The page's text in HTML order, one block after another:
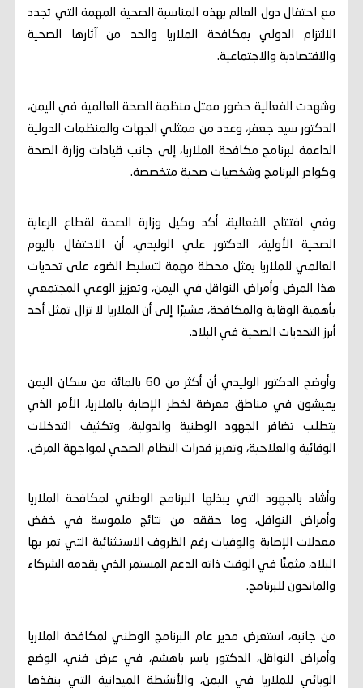
مع احتفال دول العالم بهذه المناسبة الصحية المهمة التي تجدد
الالتزام الدولي بمكافحة الملاريا والحد من آثارها الصحية
والاقتصادية والاجتماعية.
وشهدت الفعالية حضور ممثل منظمة الصحة العالمية في اليمن،
الدكتور سيد جعفر، وعدد من ممثلي الجهات والمنظمات الدولية
الداعمة لبرنامج مكافحة الملاريا، إلى جانب قيادات وزارة الصحة
وكوادر البرنامج وشخصيات صحية متخصصة.
وفي افتتاح الفعالية، أكد وكيل وزارة الصحة لقطاع الرعاية
الصحية الأولية، الدكتور علي الوليدي، أن الاحتفال باليوم
العالمي للملاريا يمثل محطة مهمة لتسليط الضوء على تحديات
هذا المرض وأمراض النواقل في اليمن، وتعزيز الوعي المجتمعي
بأهمية الوقاية والمكافحة، مشيرًا إلى أن الملاريا لا تزال تمثل أحد
أبرز التحديات الصحية في البلاد.
وأوضح الدكتور الوليدي أن أكثر من 60 بالمائة من سكان اليمن
يعيشون في مناطق معرضة لخطر الإصابة بالملاريا، الأمر الذي
يتطلب تضافر الجهود الوطنية والدولية، وتكثيف التدخلات
الوقائية والعلاجية، وتعزيز قدرات النظام الصحي لمواجهة المرض.
وأشاد بالجهود التي يبذلها البرنامج الوطني لمكافحة الملاريا
وأمراض النواقل، وما حققه من نتائج ملموسة في خفض
معدلات الإصابة والوفيات رغم الظروف الاستثنائية التي تمر بها
البلاد، مثمنًا في الوقت ذاته الدعم المستمر الذي يقدمه الشركاء
والمانحون للبرنامج.
من جانبه، استعرض مدير عام البرنامج الوطني لمكافحة الملاريا
وأمراض النواقل، الدكتور ياسر باهشم، في عرض فني، الوضع
الوبائي للملاريا في اليمن، والأنشطة الميدانية التي ينفذها